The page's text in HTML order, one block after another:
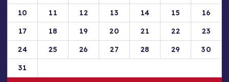
10
11 12 13 14 15
16
17
18 19 20 21 22
23
24
25 26 27 28 29
30
31